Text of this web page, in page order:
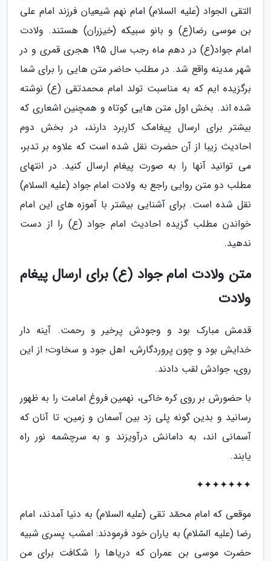
التقی الجواد (علیه السلام) امام نهم شیعیان فرزند امام علی
بن موسی رضا(ع) و بانو سبیکه (خیزران) هستند. ولادت
امام جواد(ع) در دهم ماه رجب سال 195 هجری قمری و در
شهر مدینه واقع شد. در مطلب حاضر متن هایی را برای شما
برگزیده ایم که به مناسبت تولد امام محمدتقی (ع) نوشته
شده اند. بخش اول متن هایی کوتاه و همچنین اشعاری که
بیشتر برای ارسال پیغامک کاربرد دارند، در بخش دوم
احادیث زیبا از آن حضرت نقل شده است که علاوه بر تدبر،
می توانید آنها را به صورت پیغام ارسال کنید. در انتهای
مطلب دو متن روایی راجع به ولادت امام جواد (علیه السلام)
نقل شده است. برای آشنایی بیشتر با آموزه های این امام
خواندن مطلب گزیده احادیث امام جواد (ع) را از دست
ندهید.
متن ولادت امام جواد (ع) برای ارسال پیغام
ولادت
قدمش مبارک بود و وجودش پرخیر و رحمت. آینه دار
خدایش بود و چون پروردگارش، اهل جود و سخاوت؛ از این
روی، جوادش لقب دادند.
با حضورش بر روی کره خاکی، نهمین فروغ امامت را به ظهور
رسانید و بدین گونه پلی زد بین آسمان و زمین، تا آنان که
آسمانی اند، به دامانش درآویزند و به سرچشمه نور راه
یابند.
✦✦✦✦✦✦✦
موقعی که امام محمّد تقی (علیه السلام) به دنیا آمدند، امام
رضا (علیه السّلام) به یاران خود فرمودند: امشب پسری شبیه
حضرت موسی بن عمران که دریاها را شکافت برای من